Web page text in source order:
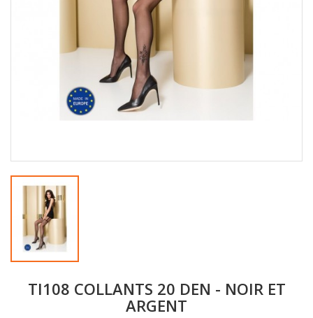
TI108 COLLANTS 20 DEN - NOIR ET
ARGENT